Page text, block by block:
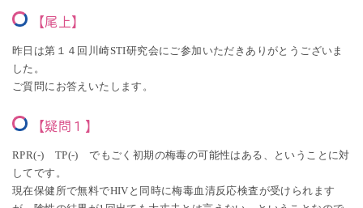
【尾上】
昨日は第１４回川崎STI研究会にご参加いただきありがとうございま
した。
ご質問にお答えいたします。
【疑問１】
RPR(-) TP(-) でもごく初期の梅毒の可能性はある、ということに対
してです。
現在保健所で無料でHIVと同時に梅毒血清反応検査が受けられます